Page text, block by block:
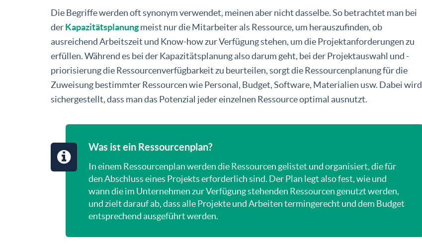
Die Begriffe werden oft synonym verwendet, meinen aber nicht dasselbe. So betrachtet man bei
derKapazitätsplanungmeist nur die Mitarbeiter als Ressource, um herauszufinden, ob
ausreichend Arbeitszeit und Know-how zur Verfügung stehen, um die Projektanforderungen zu
erfüllen. Während es bei der Kapazitätsplanung also darum geht, bei der Projektauswahl und -
priorisierung die Ressourcenverfügbarkeit zu beurteilen, sorgt die Ressourcenplanung für die
Zuweisung bestimmter Ressourcen wie Personal, Budget, Software, Materialien usw. Dabei wird
sichergestellt, dass man das Potenzial jeder einzelnen Ressource optimal ausnutzt.
Was ist ein Ressourcenplan?
In einem Ressourcenplan werden die Ressourcen gelistet und organisiert, die für
den Abschluss eines Projekts erforderlich sind. Der Plan legt also fest, wie und
wann die im Unternehmen zur Verfügung stehenden Ressourcen genutzt werden,
und zielt darauf ab, dass alle Projekte und Arbeiten termingerecht und dem Budget
entsprechend ausgeführt werden.